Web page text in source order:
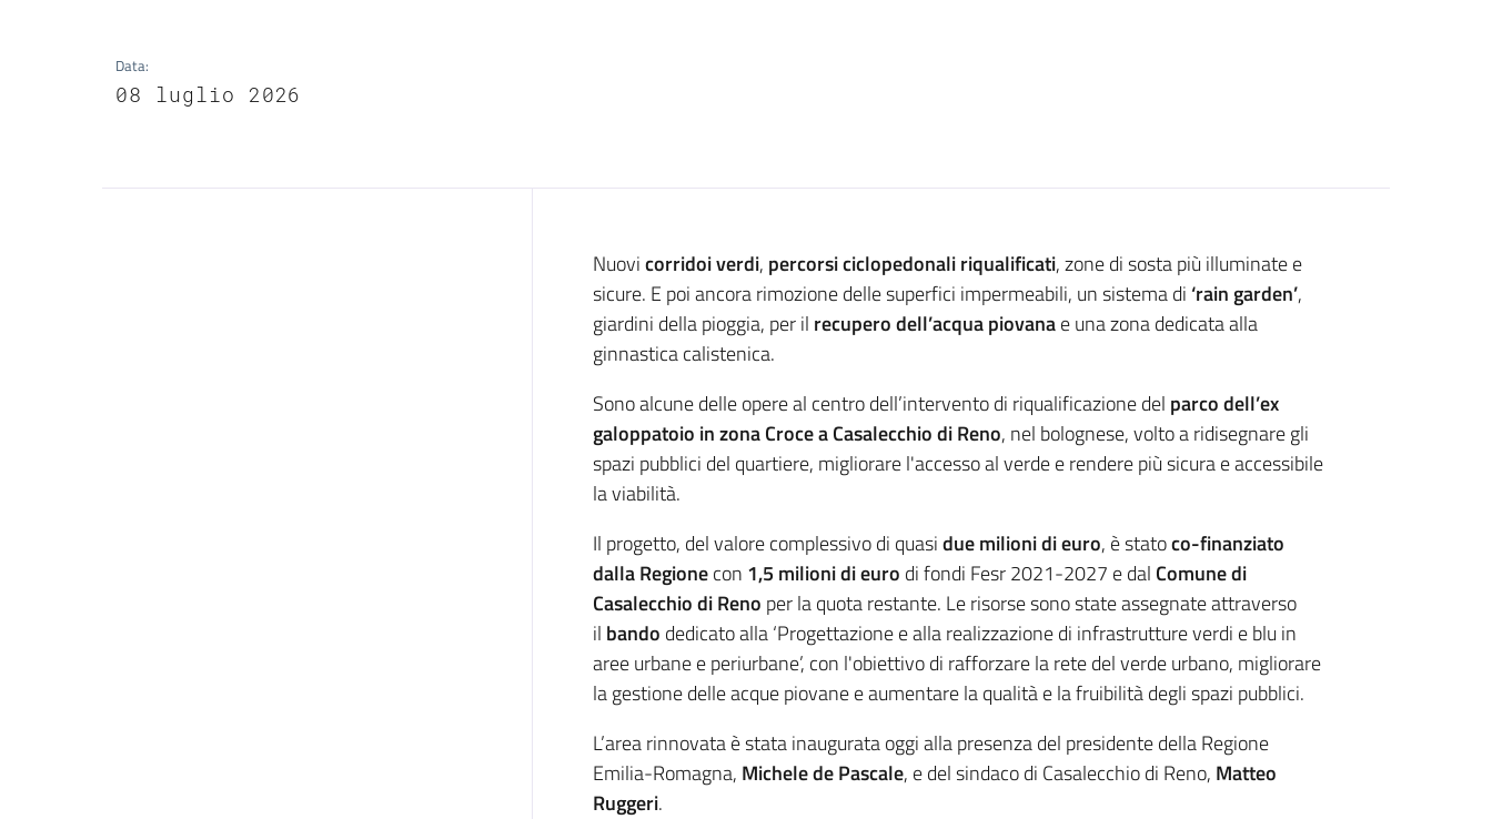
Data:
08 luglio 2026
Introduzione
Nuovicorridoi verdi, percorsi ciclopedonali riqualificati, zone di sosta più illuminate e
sicure. E poi ancora rimozione delle superfici impermeabili, un sistema di ‘rain garden’,
giardini della pioggia, per il recupero dell’acqua piovanae una zona dedicata alla
ginnastica calistenica.
Sono alcune delle opere al centro dell’intervento di riqualificazione del parco dell’ex
galoppatoio in zona Croce a Casalecchio di Reno, nel bolognese, volto a ridisegnare gli
spazi pubblici del quartiere, migliorare l'accesso al verde e rendere più sicura e accessibile
la viabilità.
Il progetto, del valore complessivo di quasidue milioni di euro, è statoco-finanziato
dalla Regionecon 1,5 milioni di euro di fondi Fesr 2021-2027 e dal Comune di
Casalecchio di Reno per la quota restante. Le risorse sono state assegnate attraverso
il bando dedicato alla ‘Progettazione e alla realizzazione di infrastrutture verdi e blu in
aree urbane e periurbane’, con l'obiettivo di rafforzare la rete del verde urbano, migliorare
la gestione delle acque piovane e aumentare la qualità e la fruibilità degli spazi pubblici.
L’area rinnovata è stata inaugurata oggi alla presenza del presidente della Regione
Emilia-Romagna, Michele de Pascale, e del sindaco di Casalecchio di Reno, Matteo
Ruggeri.